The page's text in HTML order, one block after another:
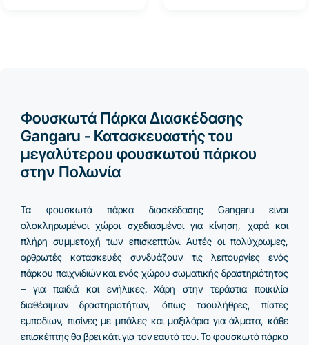
Φουσκωτά Πάρκα Διασκέδασης
Gangaru - Κατασκευαστής του
μεγαλύτερου φουσκωτού πάρκου
στην Πολωνία
Τα φουσκωτά πάρκα διασκέδασης Gangaru είναι
ολοκληρωμένοι χώροι σχεδιασμένοι για κίνηση, χαρά και
πλήρη συμμετοχή των επισκεπτών. Αυτές οι πολύχρωμες,
αρθρωτές κατασκευές συνδυάζουν τις λειτουργίες ενός
πάρκου παιχνιδιών και ενός χώρου σωματικής δραστηριότητας
– για παιδιά και ενήλικες. Χάρη στην τεράστια ποικιλία
διαθέσιμων δραστηριοτήτων, όπως τσουλήθρες, πίστες
εμποδίων, πισίνες με μπάλες και μαξιλάρια για άλματα, κάθε
επισκέπτης θα βρει κάτι για τον εαυτό του. Το φουσκωτό πάρκο